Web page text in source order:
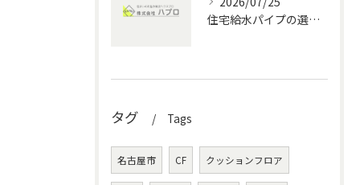
住宅給水パイプの選び方と愛知県の水回りメンテナンス完全ガイド
タグ Tags
名古屋市 CF クッションフロア